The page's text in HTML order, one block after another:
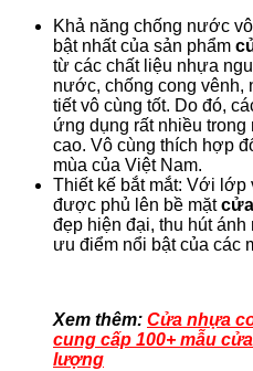
Khả năng chống nước
bật nhất của sản phẩm
từ các chất liệu nhựa
nước, chống cong vênh,
tiết vô cùng tốt. Do đó,
ứng dụng rất nhiều
cao. Vô cùng thích hợp
mùa của Việt Nam.
Thiết kế bắt mắt: Với lớp
được phủ lên bề mặt
đẹp hiện đại, thu hút
ưu điểm nổi bật của các
Xem thêm: Cửa nhựa
cung cấp 100+ mẫu
lượng